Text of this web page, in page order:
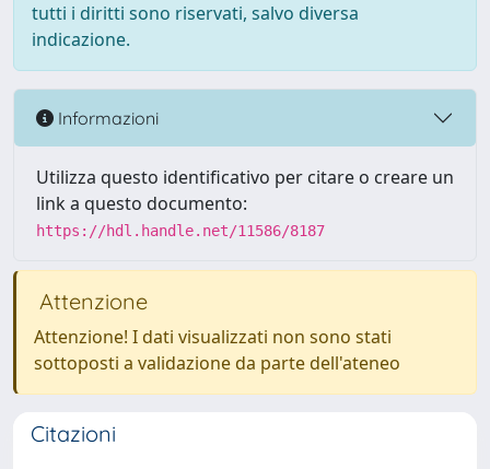
tutti i diritti sono riservati, salvo diversa
indicazione.
Informazioni
Utilizza questo identificativo per citare o creare un
link a questo documento:
https://hdl.handle.net/11586/8187
Attenzione
Attenzione! I dati visualizzati non sono stati
sottoposti a validazione da parte dell'ateneo
Citazioni